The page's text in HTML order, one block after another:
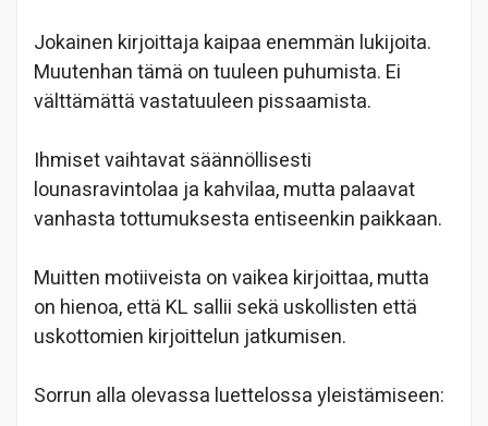
Jokainen kirjoittaja kaipaa enemmän lukijoita.
Muutenhan tämä on tuuleen puhumista. Ei
välttämättä vastatuuleen pissaamista.
Ihmiset vaihtavat säännöllisesti
lounasravintolaa ja kahvilaa, mutta palaavat
vanhasta tottumuksesta entiseenkin paikkaan.
Muitten motiiveista on vaikea kirjoittaa, mutta
on hienoa, että KL sallii sekä uskollisten että
uskottomien kirjoittelun jatkumisen.
Sorrun alla olevassa luettelossa yleistämiseen: